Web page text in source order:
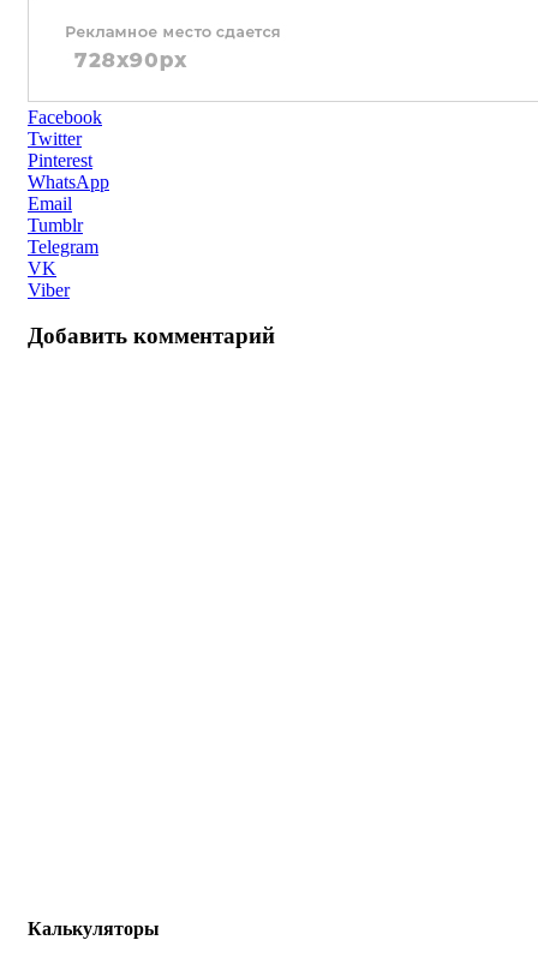
Facebook
Twitter
Pinterest
WhatsApp
Email
Tumblr
Telegram
VK
Viber
Добавить комментарий
Калькуляторы